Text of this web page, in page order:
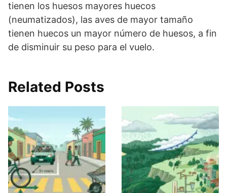
tienen los huesos mayores huecos
(neumatizados), las aves de mayor tamaño
tienen huecos un mayor número de huesos, a fin
de disminuir su peso para el vuelo.
Related Posts